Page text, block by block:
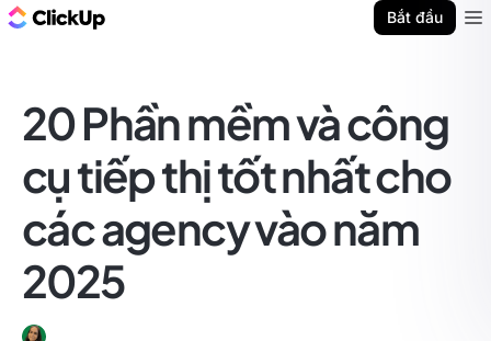
Bắt đầu
20 Phần mềm và công
cụ tiếp thị tốt nhất cho
các agency vào năm
2025